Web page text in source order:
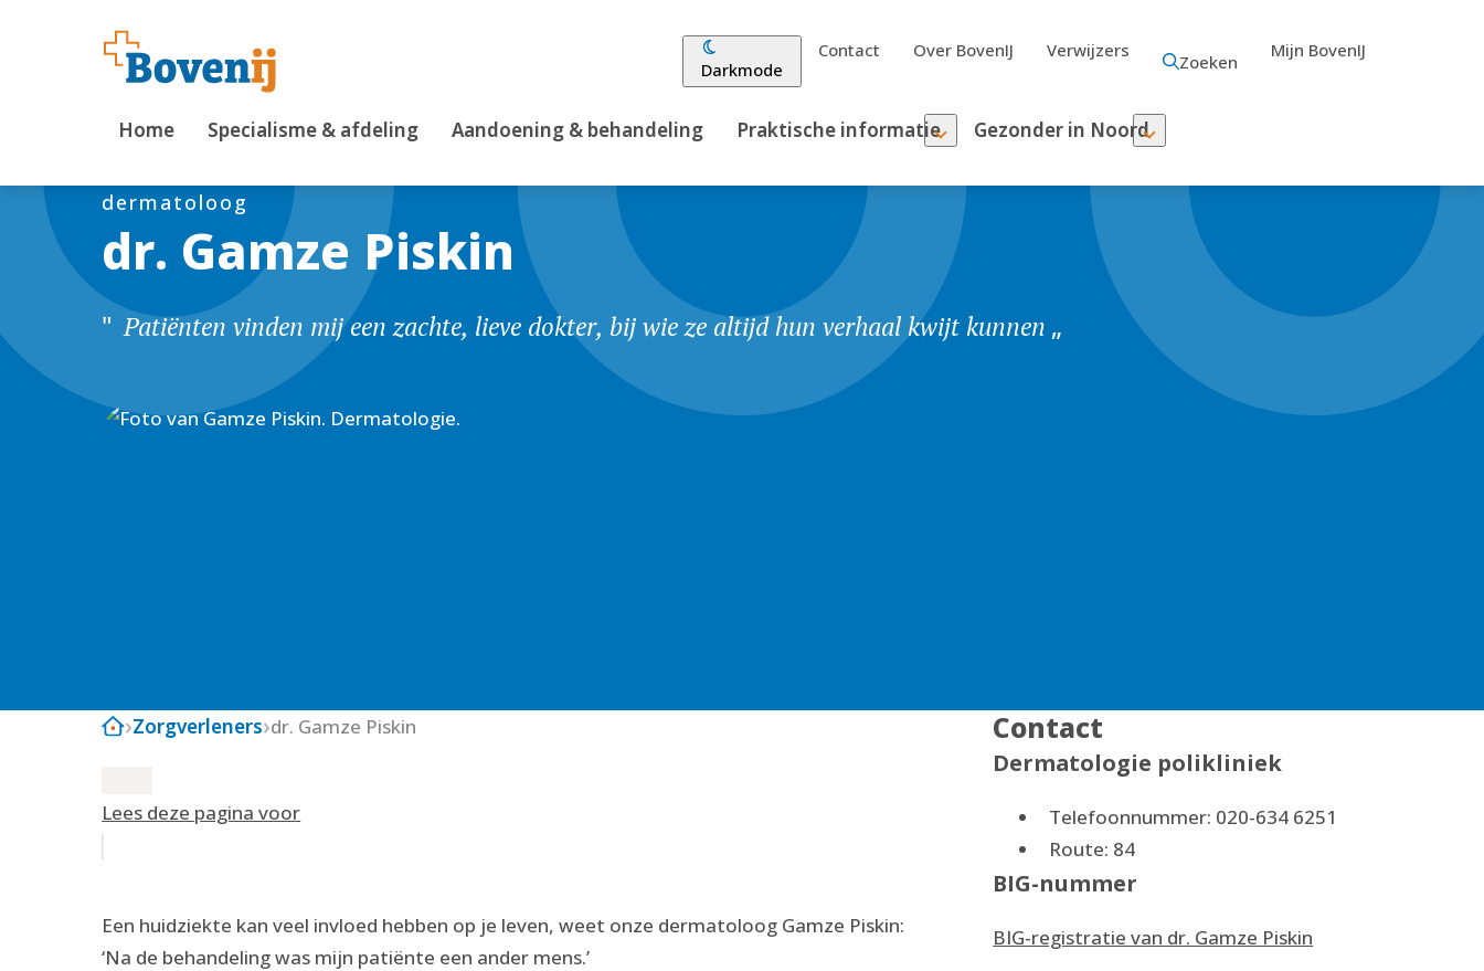
Darkmode
Contact Over BovenIJ Verwijzers
Zoeken
Mijn BovenIJ
Home Specialisme & afdeling Aandoening & behandeling Praktische informatie Gezonder in Noord
dr. Gamze Piskin
dermatoloog
Patiënten vinden mij een zachte, lieve dokter, bij wie ze altijd hun verhaal kwijt kunnen
Contact
Dermatologie polikliniek
Telefoonnummer: 020-634 6251
Route: 84
BIG-nummer
BIG-registratie van dr. Gamze Piskin
Zorgverleners dr. Gamze Piskin
Lees deze pagina voor
Een huidziekte kan veel invloed hebben op je leven, weet onze dermatoloog Gamze Piskin:
‘Na de behandeling was mijn patiënte een ander mens.’